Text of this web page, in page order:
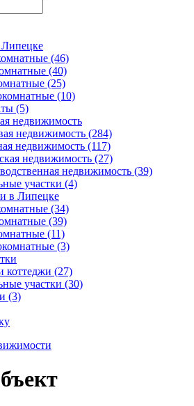
(46)
(40)
(25)
(10)
(5)
недвижимость
недвижимость (284)
недвижимость (117)
недвижимость (27)
недвижимость (39)
участки (4)
в Липецке
(34)
(39)
(11)
(3)
коттеджи (27)
участки (30)
(3)